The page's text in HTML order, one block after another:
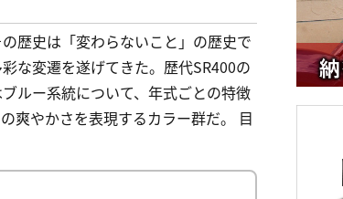
歴史は「変わらないこと」の歴史で
な変遷を遂げてきた。歴代SR400の
ルー系統について、年式ごとの特徴
爽やかさを表現するカラー群だ。 目